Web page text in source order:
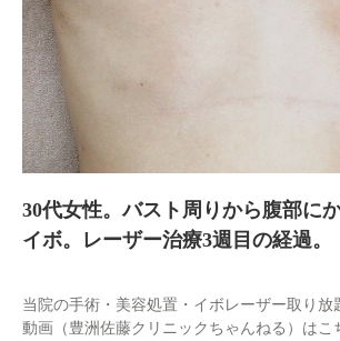
30代女性。バスト周りから腹部に
イボ。レーザー治療3週目の経過。
当院の手術・美容処置・イボレーザー取り放
動画（豊洲佐藤クリニックちゃんねる）はこ